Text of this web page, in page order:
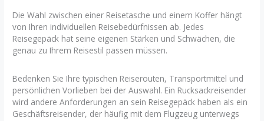
Die Wahl zwischen einer Reisetasche und einem Koffer hängt
von Ihren individuellen Reisebedürfnissen ab. Jedes
Reisegepäck hat seine eigenen Stärken und Schwächen, die
genau zu Ihrem Reisestil passen müssen.
Bedenken Sie Ihre typischen Reiserouten, Transportmittel und
persönlichen Vorlieben bei der Auswahl. Ein Rucksackreisender
wird andere Anforderungen an sein Reisegepäck haben als ein
Geschäftsreisender, der häufig mit dem Flugzeug unterwegs